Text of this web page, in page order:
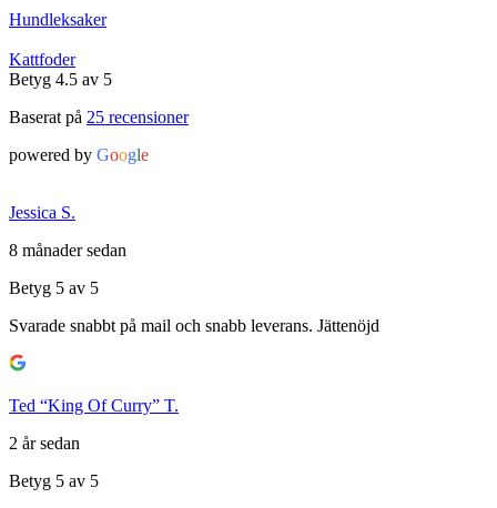
Hundleksaker
Kattfoder
Betyg 4.5 av 5
Baserat på 25 recensioner
powered by Google
Jessica S.
8 månader sedan
Betyg 5 av 5
Svarade snabbt på mail och snabb leverans. Jättenöjd
Ted “King Of Curry” T.
2 år sedan
Betyg 5 av 5